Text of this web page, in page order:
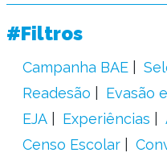
#Filtros
Campanha BAE
Readesão
Evasão
EJA
Experiências
Censo Escolar